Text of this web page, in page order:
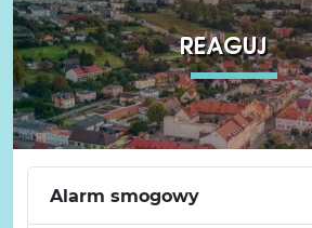
REAGUJ
Alarm smogowy